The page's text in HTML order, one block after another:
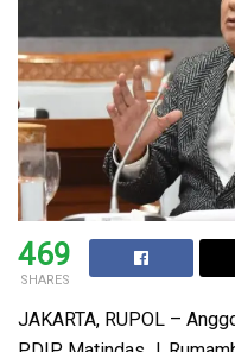
469
SHARES
JAKARTA, RUPOL –